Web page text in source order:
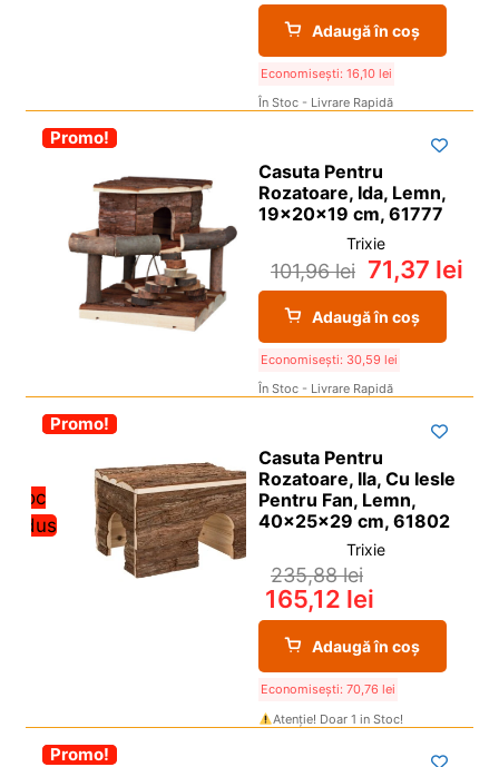
Adaugă în coș
Economisești: 16,10 lei
În Stoc - Livrare Rapidă
-30%
Promo!
Casuta Pentru
Rozatoare, Ida, Lemn,
19x20x19 cm, 61777
Trixie
101,96lei 71,37 lei
Adaugă în coș
Economisești: 30,59 lei
În Stoc - Livrare Rapidă
Stoc
redus
-30%
Promo!
Casuta Pentru
Rozatoare, Ila, Cu Iesle
Pentru Fan, Lemn,
40x25x29 cm, 61802
Trixie
235,88lei
165,12 lei
Adaugă în coș
Economisești: 70,76 lei
Atenție! Doar 1 in Stoc!
-30%
Promo!